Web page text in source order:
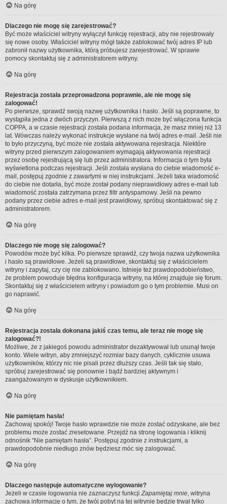
Na górę
Dlaczego nie mogę się zarejestrować?
Być może właściciel witryny wyłączył funkcję rejestracji, aby nie rejestrowały
się nowe osoby. Właściciel witryny mógł także zablokować twój adres IP lub
zabronił nazwy użytkownika, którą próbujesz zarejestrować. W sprawie
pomocy skontaktuj się z administratorem witryny.
Na górę
Rejestracja została przeprowadzona poprawnie, ale nie mogę się
zalogować!
Po pierwsze, sprawdź swoją nazwę użytkownika i hasło. Jeśli są poprawne, to
wystąpiła jedna z dwóch przyczyn. Pierwszą z nich może być włączona funkcja
COPPA, a w czasie rejestracji została podana informacja, że masz mniej niż 13
lat. Wówczas należy wykonać instrukcje wysłane na twój adres e-mail. Jeśli nie
to było przyczyną, być może nie została aktywowana rejestracja. Niektóre
witryny przed pierwszym zalogowaniem wymagają aktywowania rejestracji
przez osobę rejestrującą się lub przez administratora. Informacja o tym była
wyświetlona podczas rejestracji. Jeśli została wysłana do ciebie wiadomość e-
mail, postępuj zgodnie z zawartymi w niej instrukcjami. Jeżeli taka wiadomość
do ciebie nie dotarła, być może został podany nieprawidłowy adres e-mail lub
wiadomość została zatrzymana przez filtr antyspamowy. Jeśli na pewno
podany przez ciebie adres e-mail jest prawidłowy, spróbuj skontaktować się z
administratorem.
Na górę
Dlaczego nie mogę się zalogować?
Powodów może być kilka. Po pierwsze sprawdź, czy twoja nazwa użytkownika
i hasło są prawidłowe. Jeżeli są prawidłowe, skontaktuj się z właścicielem
witryny i zapytaj, czy cię nie zablokowano. Istnieje też prawdopodobieństwo,
że problem powoduje błędna konfiguracja witryny, na której znajduje się forum.
Skontaktuj się z właścicielem witryny i powiadom go o tym problemie. Musi on
go naprawić.
Na górę
Rejestracja została dokonana jakiś czas temu, ale teraz nie mogę się
zalogować?!
Możliwe, że z jakiegoś powodu administrator dezaktywował lub usunął twoje
konto. Wiele witryn, aby zmniejszyć rozmiar bazy danych, cyklicznie usuwa
użytkowników, którzy nic nie pisali przez dłuższy czas. Jeśli tak się stało,
spróbuj zarejestrować się ponownie i bądź bardziej aktywnym i
zaangażowanym w dyskusje użytkownikiem.
Na górę
Nie pamiętam hasła!
Zachowaj spokój! Twoje hasło wprawdzie nie może zostać odzyskane, ale bez
problemu może zostać zresetowane. Przejdź na stronę logowania i kliknij
odnośnik “Nie pamiętam hasła”. Postępuj zgodnie z instrukcjami, a
prawdopodobnie niedługo znów będziesz móc się zalogować.
Na górę
Dlaczego następuje automatyczne wylogowanie?
Jeżeli w czasie logowania nie zaznaczysz funkcjiZapamiętaj mnie, witryna
zachowa informację o tym, że twój pobyt na tej witrynie będzie trwał tylko